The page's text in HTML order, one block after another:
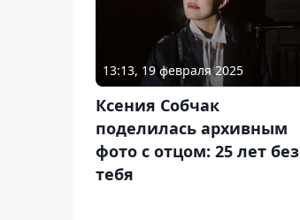
13:13, 19 февраля 2025
Ксения Собчак
поделилась архивным
фото с отцом: 25 лет без
тебя